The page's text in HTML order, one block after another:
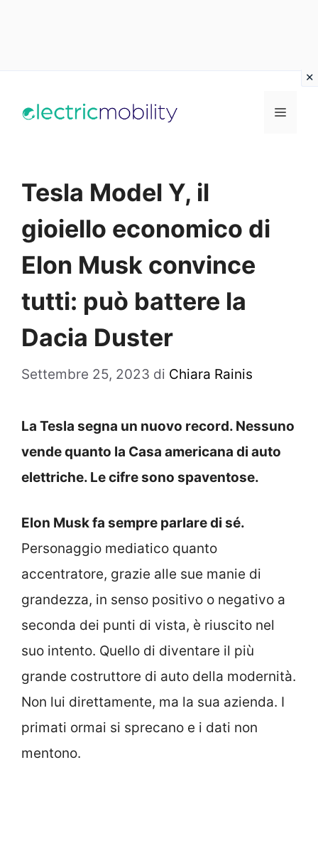
Menu
Tesla Model Y, il
gioiello economico di
Elon Musk convince
tutti: può battere la
Dacia Duster
Settembre 25, 2023 di Chiara Rainis
La Tesla segna un nuovo record. Nessuno
vende quanto la Casa americana di auto
elettriche. Le cifre sono spaventose.
Elon Musk fa sempre parlare di sé.
Personaggio mediatico quanto
accentratore, grazie alle sue manie di
grandezza, in senso positivo o negativo a
seconda dei punti di vista, è riuscito nel
suo intento. Quello di diventare il più
grande costruttore di auto della modernità.
Non lui direttamente, ma la sua azienda. I
primati ormai si sprecano e i dati non
mentono.